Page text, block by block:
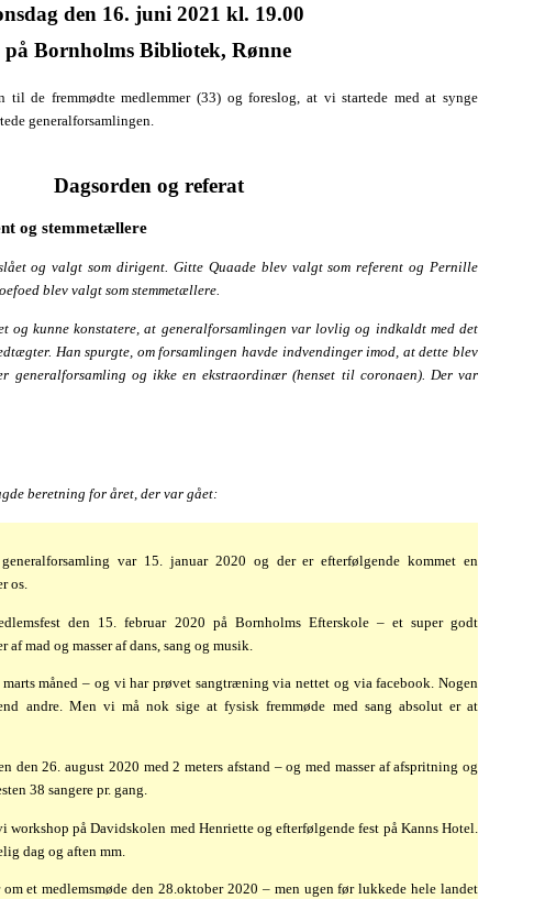
den 16. juni 2021 kl. 19.00
på Bornholms Bibliotek, Rønne
til de fremmødte medlemmer (33) og foreslog, at vi startede med at synge
generalforsamlingen.
Dagsorden og referat
og stemmetællere
og valgt som dirigent. Gitte Quaade blev valgt som referent og Pernille
blev valgt som stemmetællere.
og kunne konstatere, at generalforsamlingen var lovlig og indkaldt med det
Han spurgte, om forsamlingen havde indvendinger imod, at dette blev
generalforsamling og ikke en ekstraordinær (henset til coronaen). Der var
beretning for året, der var gået:
var 15. januar 2020 og der er efterfølgende kommet en
os.
den 15. februar 2020 på Bornholms Efterskole – et super godt
af mad og masser af dans, sang og musik.
marts måned – og vi har prøvet sangtræning via nettet og via facebook. Nogen
andre. Men vi må nok sige at fysisk fremmøde med sang absolut er at
den 26. august 2020 med 2 meters afstand – og med masser af afspritning og
38 sangere pr. gang.
workshop på Davidskolen med Henriette og efterfølgende fest på Kanns Hotel.
dag og aften mm.
et medlemsmøde den 28.oktober 2020 – men ugen før lukkede hele landet